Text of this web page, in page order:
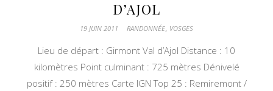
D’AJOL
19 JUIN 2011 RANDONNÉE, VOSGES
Lieu de départ : Girmont Val d’Ajol Distance : 10
kilomètres Point culminant : 725 mètres Dénivelé
positif : 250 mètres Carte IGN Top 25 : Remiremont /